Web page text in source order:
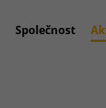
Společnost